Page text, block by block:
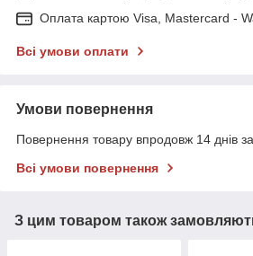
Оплата картою Visa, Mastercard -
Всі умови оплати
Умови повернення
Повернення товару впродовж 14 днів
Всі умови повернення
З цим товаром також